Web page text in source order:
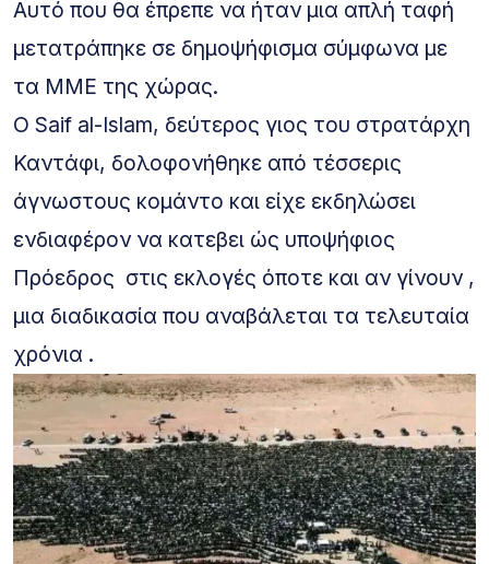
Αυτό που θα έπρεπε να ήταν μια απλή ταφή
μετατράπηκε σε δημοψήφισμα σύμφωνα με
τα ΜΜΕ της χώρας.
Ο Saif al-Islam, δεύτερος γιος του στρατάρχη
Καντάφι, δολοφονήθηκε από τέσσερις
άγνωστους κομάντο και είχε εκδηλώσει
ενδιαφέρον να κατεβει ώς υποψήφιος
Πρόεδρος στις εκλογές όποτε και αν γίνουν ,
μια διαδικασία που αναβάλεται τα τελευταία
χρόνια .